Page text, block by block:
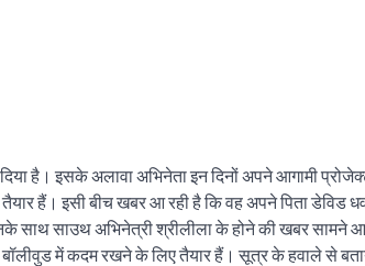
है। इसके अलावा अभिनेता इन दिनों अपने आगामी
हैं। इसी बीच खबर आ रही है कि वह अपने पिता डेविड
साथ साउथ अभिनेत्री श्रीलीला के होने की खबर सामने आ
में कदम रखने के लिए तैयार हैं। सूत्र के हवाले से